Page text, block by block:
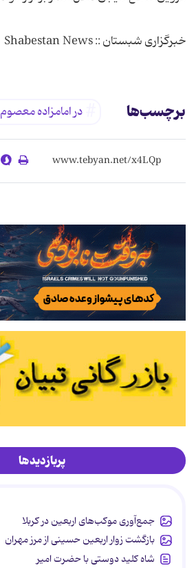
خبرگزاری شبستان :: Shabestan News
برچسب‌ها در امامزاده معصوم
پربازدیدها
جمع‌آوری موکب‌های اربعین در کربلا
بازگشت زوار اربعین حسینی از مرز مهران
شاه کلید دوستی با حضرت امیر